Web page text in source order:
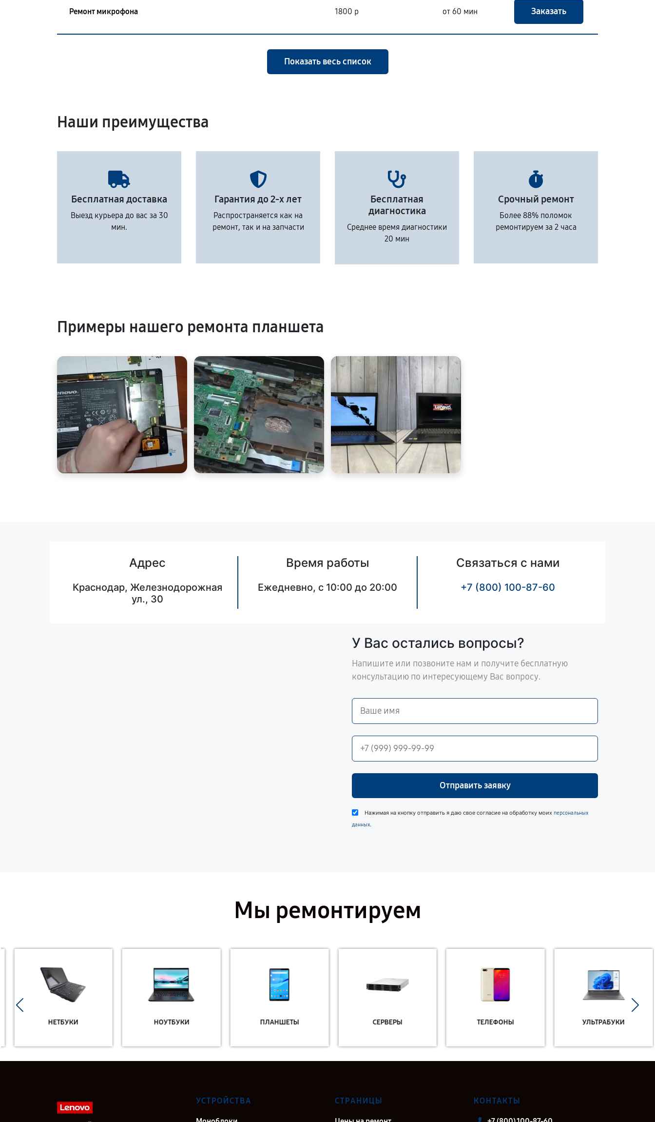
Ремонт микрофона 1800 р от 60 мин Заказать
Показать весь список
Наши преимущества
Бесплатная доставка
Выезд курьера до вас за 30
мин.
Гарантия до 2-х лет
Распространяется как на
ремонт, так и на запчасти
Бесплатная
диагностика
Среднее время диагностики
20 мин
Срочный ремонт
Более 88% поломок
ремонтируем за 2 часа
Примеры нашего ремонта планшета
Адрес
Краснодар, Железнодорожная
ул., 30
Время работы
Ежедневно, с 10:00 до 20:00
Связаться с нами
+7 (800) 100-87-60
У Вас остались вопросы?
Напишите или позвоните нам и получите бесплатную
консультацию по интересующему Вас вопросу.
Отправить заявку
Нажимая на кнопку отправить я даю свое согласие на обработку моих персональных
данных.
Мы ремонтируем
НЕТБУКИ НОУТБУКИ ПЛАНШЕТЫ СЕРВЕРЫ ТЕЛЕФОНЫ УЛЬТРАБУКИ
УСТРОЙСТВА СТРАНИЦЫ КОНТАКТЫ